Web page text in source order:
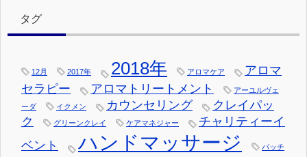
タグ
12月 2017年 2018年 アロマケア
アロマ
セラピー
アロマトリートメント
アーユルヴェ
ーダ
イクメン カウンセリング
クレイパッ
ク
グリーンクレイ ケアマネジャー
チャリティーイ
ベント
ハンドマッサージ バッチ